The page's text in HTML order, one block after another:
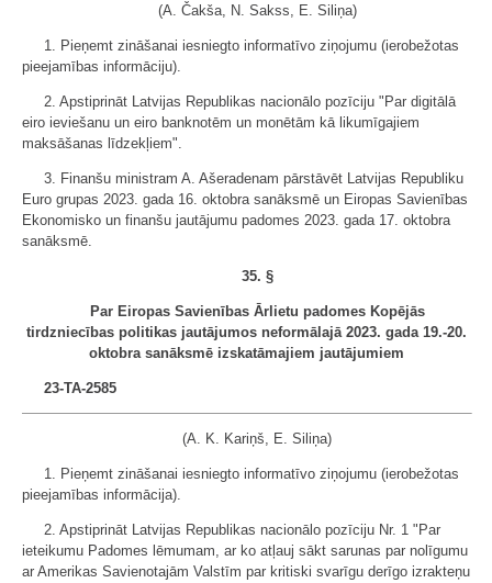
(A. Čakša, N. Sakss, E. Siliņa)
1. Pieņemt zināšanai iesniegto informatīvo ziņojumu (ierobežotas
pieejamības informāciju).
2. Apstiprināt Latvijas Republikas nacionālo pozīciju "Par digitālā
eiro ieviešanu un eiro banknotēm un monētām kā likumīgajiem
maksāšanas līdzekļiem".
3. Finanšu ministram A. Ašeradenam pārstāvēt Latvijas Republiku
Euro grupas 2023. gada 16. oktobra sanāksmē un Eiropas Savienības
Ekonomisko un finanšu jautājumu padomes 2023. gada 17. oktobra
sanāksmē.
35. §
Par Eiropas Savienības Ārlietu padomes Kopējās
tirdzniecības politikas jautājumos neformālajā 2023. gada 19.-20.
oktobra sanāksmē izskatāmajiem jautājumiem
23-TA-2585
(A. K. Kariņš, E. Siliņa)
1. Pieņemt zināšanai iesniegto informatīvo ziņojumu (ierobežotas
pieejamības informācija).
2. Apstiprināt Latvijas Republikas nacionālo pozīciju Nr. 1 "Par
ieteikumu Padomes lēmumam, ar ko atļauj sākt sarunas par nolīgumu
ar Amerikas Savienotajām Valstīm par kritiski svarīgu derīgo izrakteņu